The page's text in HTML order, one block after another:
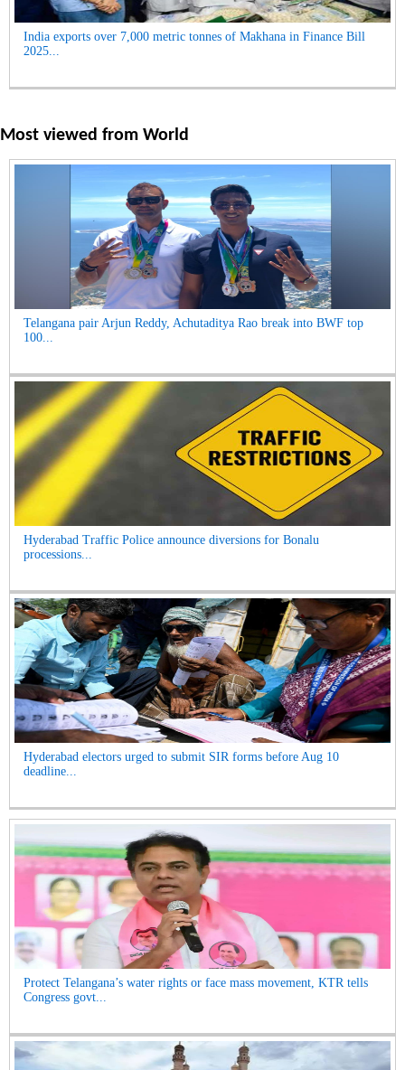
India exports over 7,000 metric tonnes of Makhana in Finance Bill
2025...
Most viewed from World
Telangana pair Arjun Reddy, Achutaditya Rao break into BWF top
100...
Hyderabad Traffic Police announce diversions for Bonalu
processions...
Hyderabad electors urged to submit SIR forms before Aug 10
deadline...
Protect Telangana’s water rights or face mass movement, KTR tells
Congress govt...